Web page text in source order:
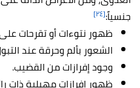
جنسياً:[٢٤]
ظهور نتوءات أو تقرحات على
الشعور بألم وحرقة عند
وجود إفرازات من القضيب.
ظهور إفرازات مهبلية ذات